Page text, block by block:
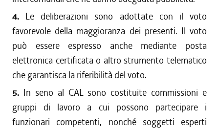
4. Le deliberazioni sono adottate con il voto
favorevole della maggioranza dei presenti. Il voto
può essere espresso anche mediante posta
elettronica certificata o altro strumento telematico
che garantisca la riferibilità del voto.
5. In seno al CAL sono costituite commissioni e
gruppi di lavoro a cui possono partecipare i
funzionari competenti, nonché soggetti esperti